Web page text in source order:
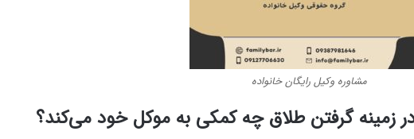
مشاوره وکیل رایگان خانواده
در زمینه گرفتن طلاق چه کمکی به موکل خود می‌کند؟